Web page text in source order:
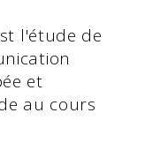
l'étude de
et
au cours